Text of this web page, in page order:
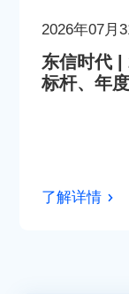
2026年07月
东信时代 |
标杆、年
了解详情